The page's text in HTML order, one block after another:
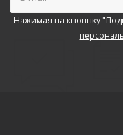
Нажимая на кнопнку